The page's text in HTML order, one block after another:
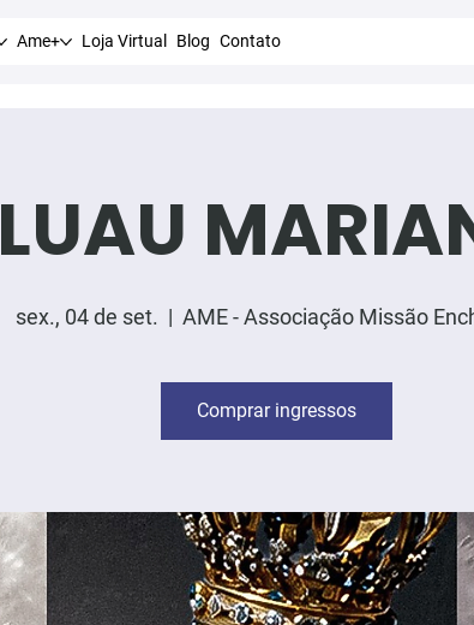
Ame+ Loja Virtual Blog Contato
LUAU
sex., 04 de set.
  |
AME - Associação Missão
Comprar ingressos